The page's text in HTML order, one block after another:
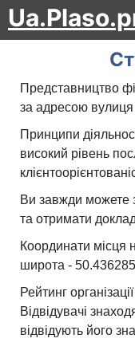
Представництво
за адресою вулиця
Принципи
високий рівень
Ви завжди можете
та отримати
Координати місця
широта -
Рейтинг
Відвідувачі
відвідують його